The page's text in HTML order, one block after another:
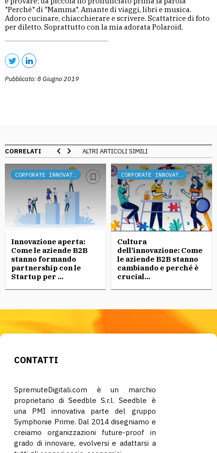
"Perché" di "Mamma". Amante di viaggi, libri e musica.
Adoro cucinare, chiacchierare e scrivere. Scattatrice di foto
per diletto. Soprattutto con la mia adorata Polaroid.
Pubblicato: 8 Giugno 2019
CORRELATI ALTRI ARTICOLI SIMILI
CORPORATE INNOVATION
Innovazione aperta:
Come le aziende B2B
stanno formando
partnership con le
Startup per ...
CORPORATE INNOVATION
Cultura
dell’innovazione: Come
le aziende B2B stanno
cambiando e perché è
crucial...
CONTATTI
SpremuteDigitali.com è un marchio
proprietario di Seedble S.r.l. Seedble è
una PMI innovativa parte del gruppo
Symphonie Prime. Dal 2014 disegniamo e
creiamo organizzazioni future-proof in
grado di innovare, evolversi e adattarsi a